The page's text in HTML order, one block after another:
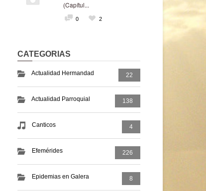
(Capítul...
0 2
CATEGORIAS
Actualidad Hermandad 22
Actualidad Parroquial 138
Canticos 4
Efemérides 226
Epidemias en Galera 8